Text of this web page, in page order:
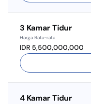
3 Kamar Tidur
Harga Rata-rata
IDR 5,500,000,000
4 Kamar Tidur